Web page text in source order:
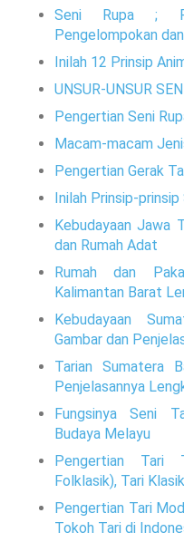
Seni Rupa ;
Pengelompokan
Inilah 12 Prinsip
UNSUR-UNSUR
Pengertian Seni
Macam-macam
Pengertian Gerak
Inilah Prinsip-prinsip
Kebudayaan Jawa
dan Rumah Adat
Rumah dan
Kalimantan Barat
Kebudayaan
Gambar dan
Tarian Sumatera
Penjelasannya
Fungsinya Seni
Budaya Melayu
Pengertian Tari
Folklasik), Tari
Pengertian Tari
Tokoh Tari di